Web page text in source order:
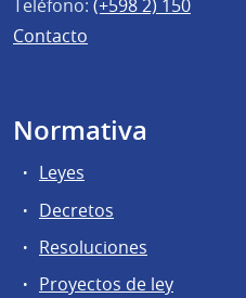
Teléfono: (+598 2) 150
Contacto
Normativa
Leyes
Decretos
Resoluciones
Proyectos de ley